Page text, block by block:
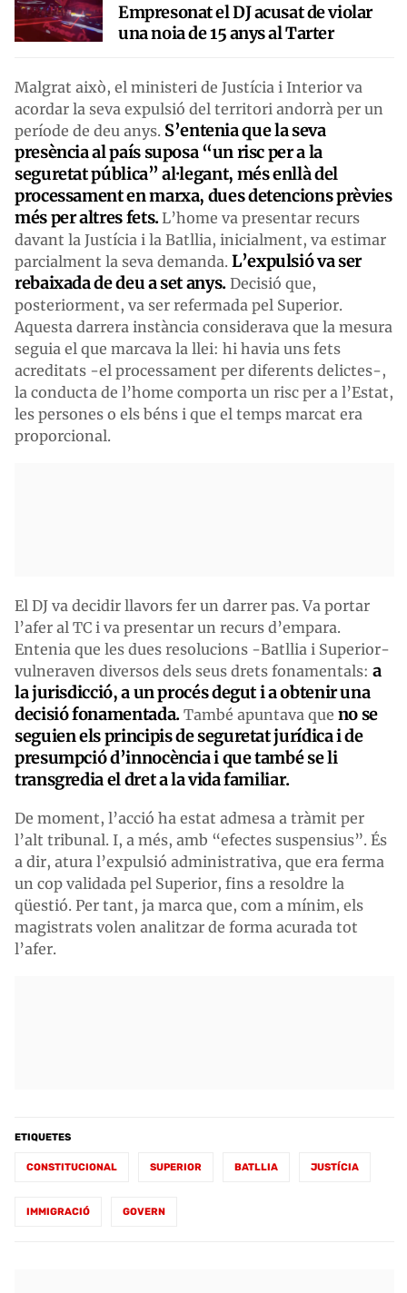
Empresonat el DJ acusat de violar
una noia de 15 anys al Tarter
Malgrat això, el ministeri de Justícia i Interior va
acordar la seva expulsió del territori andorrà per un
període de deu anys. S’entenia que la seva
presència al país suposa “un risc per a la
seguretat pública” al·legant, més enllà del
processament en marxa, dues detencions prèvies
més per altres fets.L’home va presentar recurs
davant la Justícia i la Batllia, inicialment, va estimar
parcialment la seva demanda. L’expulsió va ser
rebaixada de deu a set anys.Decisió que,
posteriorment, va ser refermada pel Superior.
Aquesta darrera instància considerava que la mesura
seguia el que marcava la llei: hi havia uns fets
acreditats -el processament per diferents delictes-,
la conducta de l’home comporta un risc per a l’Estat,
les persones o els béns i que el temps marcat era
proporcional.
El DJ va decidir llavors fer un darrer pas. Va portar
l’afer al TC i va presentar un recurs d’empara.
Entenia que les dues resolucions -Batllia i Superior-
vulneraven diversos dels seus drets fonamentals: a
la jurisdicció, a un procés degut i a obtenir una
decisió fonamentada.També apuntava que no se
seguien els principis de seguretat jurídica i de
presumpció d’innocència i que també se li
transgredia el dret a la vida familiar.
De moment, l’acció ha estat admesa a tràmit per
l’alt tribunal. I, a més, amb “efectes suspensius”. És
a dir, atura l’expulsió administrativa, que era ferma
un cop validada pel Superior, fins a resoldre la
qüestió. Per tant, ja marca que, com a mínim, els
magistrats volen analitzar de forma acurada tot
l’afer.
ETIQUETES
CONSTITUCIONAL SUPERIOR BATLLIA JUSTÍCIA
IMMIGRACIÓ GOVERN